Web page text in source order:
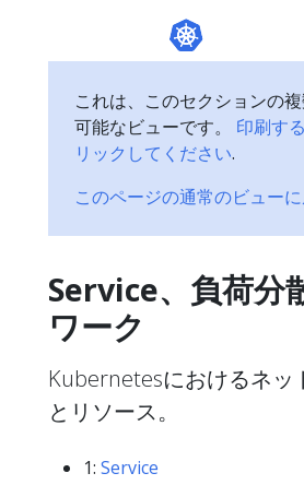
これは、このセクションの
可能なビューです。 印刷す
リックしてください.
このページの通常のビュー
Service、負荷分
ワーク
Kubernetesにおけるネッ
とリソース。
1: Service